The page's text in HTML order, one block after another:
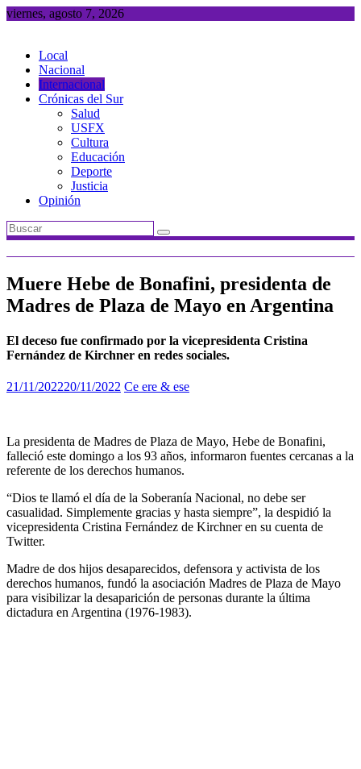
Saltar
viernes, agosto 7, 2026
Local
Nacional
Internacional
Crónicas del Sur
Salud
USFX
Cultura
Educación
Deporte
Justicia
Opinión
Muere Hebe de Bonafini, presidenta de
Madres de Plaza de Mayo en Argentina
El deceso fue confirmado por la vicepresidenta Cristina
Fernández de Kirchner en redes sociales.
21/11/202220/11/2022 Ce ere & ese
La presidenta de Madres de Plaza de Mayo, Hebe de Bonafini,
falleció este domingo a los 93 años, informaron fuentes cercanas a la
referente de los derechos humanos.
“Dios te llamó el día de la Soberanía Nacional, no debe ser
casualidad. Simplemente gracias y hasta siempre”, la despidió la
vicepresidenta Cristina Fernández de Kirchner en su cuenta de
Twitter.
Madre de dos hijos desaparecidos, defensora y activista de los
derechos humanos, fundó la asociación Madres de Plaza de Mayo
para visibilizar la desaparición de personas durante la última
dictadura en Argentina (1976-1983).